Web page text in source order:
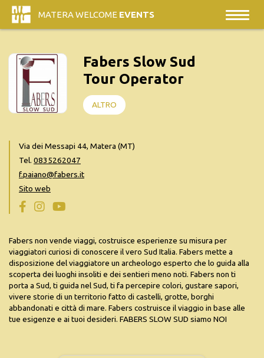
MATERA WELCOME EVENTS
Fabers Slow Sud
Tour Operator
ALTRO
Via dei Messapi 44, Matera (MT)
Tel. 0835262047
f.paiano@fabers.it
Sito web
Fabers non vende viaggi, costruisce esperienze su misura per
viaggiatori curiosi di conoscere il vero Sud Italia. Fabers mette a
disposizione del viaggiatore un archeologo esperto che lo guida alla
scoperta dei luoghi insoliti e dei sentieri meno noti. Fabers non ti
porta a Sud, ti guida nel Sud, ti fa percepire colori, gustare sapori,
vivere storie di un territorio fatto di castelli, grotte, borghi
abbandonati e città di mare. Fabers costruisce il viaggio in base alle
tue esigenze e ai tuoi desideri. FABERS SLOW SUD siamo NOI